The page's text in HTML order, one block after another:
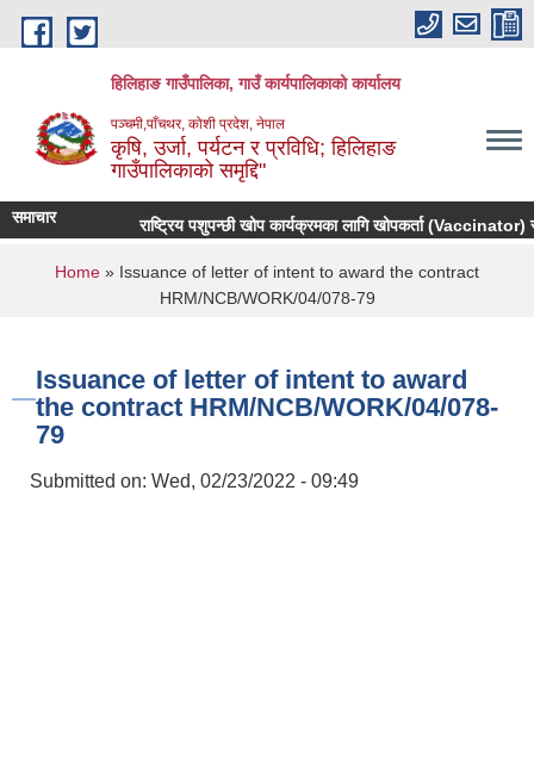
Skip to main content
हिलिहाङ गाउँपालिका, गाउँ कार्यपालिकाको कार्यालय
पञ्चमी,पाँचथर, कोशी प्रदेश, नेपाल
कृषि, उर्जा, पर्यटन र प्रविधि; हिलिहाङ
गाउँपालिकाको समृद्दि"
समाचार राष्ट्रिय पशुपन्छी खोप कार्यक्रमका लागि खोपकर्ता (Vaccinator)
You are here
Home » Issuance of letter of intent to award the contract
HRM/NCB/WORK/04/078-79
Issuance of letter of intent to award
the contract HRM/NCB/WORK/04/078-
79
Submitted on: Wed, 02/23/2022 - 09:49